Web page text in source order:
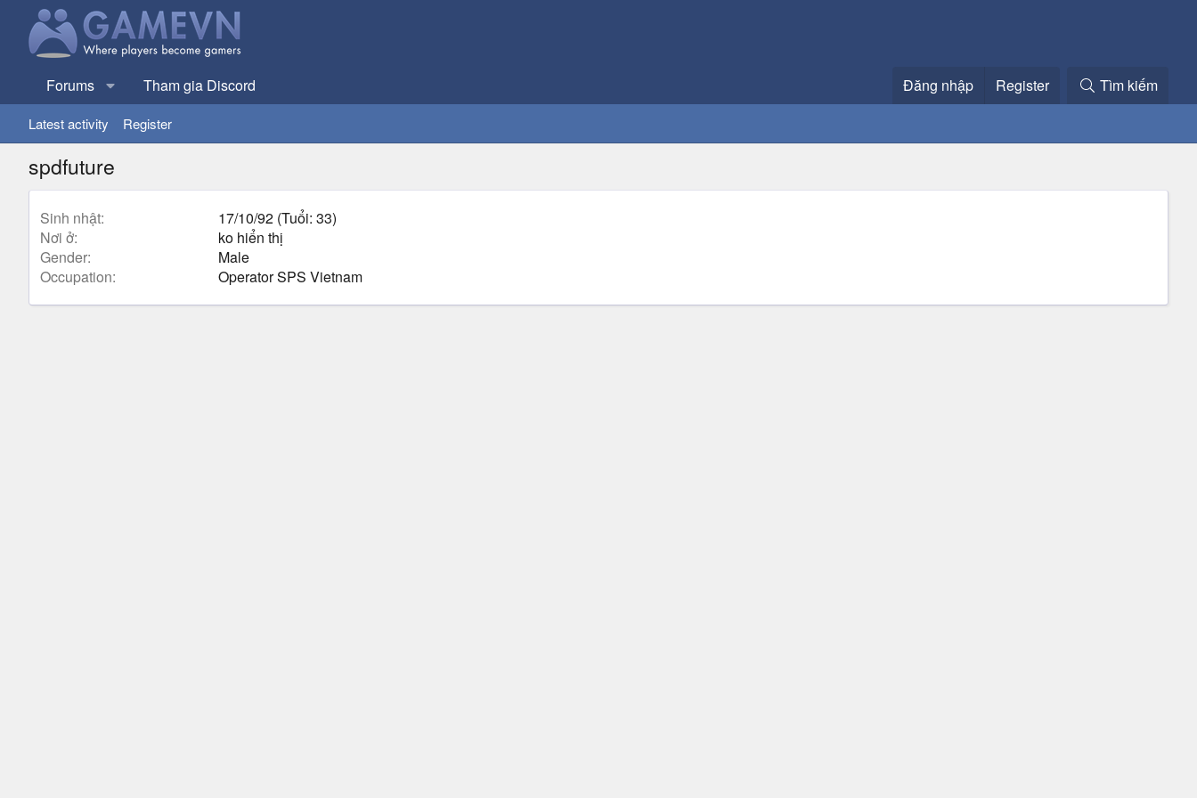
Forums Tham gia Discord Đăng nhập Register Tìm kiếm
Latest activity Register
spdfuture
Sinh nhật
17/10/92 (Tuổi: 33)
Nơi ở
ko hiển thị
Gender
Male
Occupation
Operator SPS Vietnam